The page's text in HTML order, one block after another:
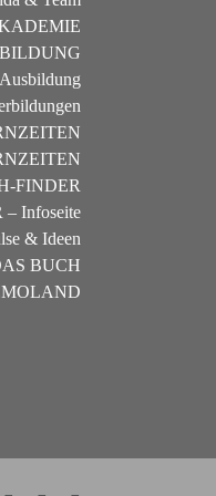
FINDER
Infoseite
& Ideen
BUCH